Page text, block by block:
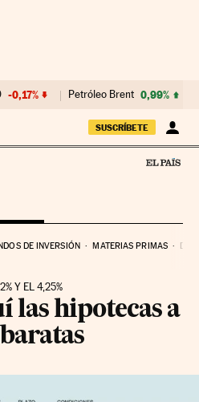
-0,17% Petróleo Brent 0,99%
SUSCRÍBETE
DE INVERSIÓN MATERIAS PRIMAS
Y EL 4,25%
las hipotecas a